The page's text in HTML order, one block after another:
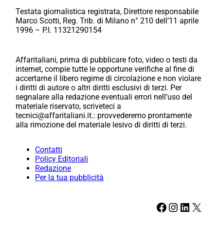
Testata giornalistica registrata, Direttore responsabile
Marco Scotti, Reg. Trib. di Milano n° 210 dell’11 aprile
1996 – P.I. 11321290154
Affaritaliani, prima di pubblicare foto, video o testi da
internet, compie tutte le opportune verifiche al fine di
accertarne il libero regime di circolazione e non violare
i diritti di autore o altri diritti esclusivi di terzi. Per
segnalare alla redazione eventuali errori nell’uso del
materiale riservato, scriveteci a
tecnici@affaritaliani.it.: provvederemo prontamente
alla rimozione del materiale lesivo di diritti di terzi.
Contatti
Policy Editoriali
Redazione
Per la tua pubblicità
Facebook Instagram LinkedIn X